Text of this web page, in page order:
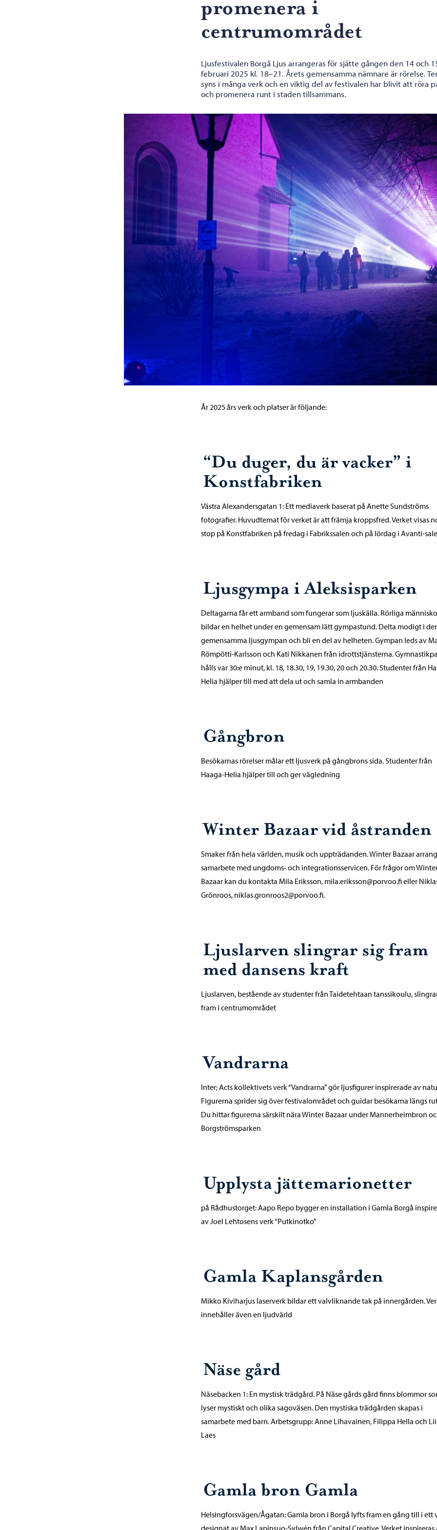
promenera i
centrumområdet
Ljusfestivalen Borgå Ljus arrangeras för sjätte gången den 14 och
februari 2025 kl. 18–21. Årets gemensamma nämnare är rörelse.
syns i många verk och en viktig del av festivalen har blivit att röra
och promenera runt i staden tillsammans.
År 2025 års verk och platser är följande:
“Du duger, du är vacker” i
Konstfabriken
Västra Alexandersgatan 1: Ett mediaverk baserat på Anette Sundströms
fotografier. Huvudtemat för verket är att främja kroppsfred. Verket visas
stop på Konstfabriken på fredag i Fabrikssalen och på lördag i Avanti-
Ljusgympa i Aleksisparken
Deltagarna får ett armband som fungerar som ljuskälla. Rörliga
bildar en helhet under en gemensam lätt gympastund. Delta modigt i
gemensamma ljusgympan och bli en del av helheten. Gympan leds av
Römpötti-Karlsson och Kati Nikkanen från idrottstjänsterna.
hålls var 30:e minut, kl. 18, 18.30, 19, 19.30, 20 och 20.30. Studenter från
Helia hjälper till med att dela ut och samla in armbanden
Gångbron
Besökarnas rörelser målar ett ljusverk på gångbrons sida. Studenter från
Haaga-Helia hjälper till och ger vägledning
Winter Bazaar vid åstranden
Smaker från hela världen, musik och uppträdanden. Winter Bazaar
samarbete med ungdoms- och integrationsservicen. För frågor om
Bazaar kan du kontakta Mila Eriksson, mila.eriksson@porvoo.fi eller
Grönroos, niklas.gronroos2@porvoo.fi.
Ljuslarven slingrar sig fram
med dansens kraft
Ljuslarven, bestående av studenter från Taidetehtaan tanssikoulu,
fram i centrumområdet
Vandrarna
Inter; Acts kollektivets verk “Vandrarna” gör ljusfigurer inspirerade av
Figurerna sprider sig över festivalområdet och guidar besökarna längs
Du hittar figurerna särskilt nära Winter Bazaar under Mannerheimbron
Borgströmsparken
Upplysta jättemarionetter
på Rådhustorget: Aapo Repo bygger en installation i Gamla Borgå
av Joel Lehtosens verk “Putkinotko”
Gamla Kaplansgården
Mikko Kiviharjus laserverk bildar ett valvliknande tak på innergården.
innehåller även en ljudvärld
Näse gård
Näsebacken 1: En mystisk trädgård. På Näse gårds gård finns blommor
lyser mystiskt och olika sagoväsen. Den mystiska trädgården skapas i
samarbete med barn. Arbetsgrupp: Anne Lihavainen, Filippa Hella och
Laes
Gamla bron Gamla
Helsingforsvägen/Ågatan: Gamla bron i Borgå lyfts fram en gång till i ett